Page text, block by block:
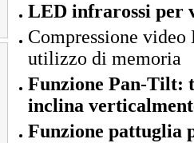
LED infrarossi per
Compressione
utilizzo di memoria
Funzione Pan-Tilt:
inclina
Funzione pattuglia